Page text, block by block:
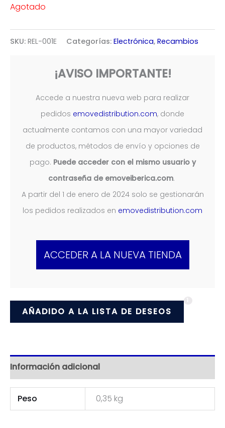
Agotado
SKU: REL-001E Categorías: Electrónica, Recambios
¡AVISO IMPORTANTE!
Accede a nuestra nueva web para realizar
pedidos emovedistribution.com, donde
actualmente contamos con una mayor variedad
de productos, métodos de envío y opciones de
pago. Puede acceder con el mismo usuario y
contraseña de emoveiberica.com.
A partir del 1 de enero de 2024 solo se gestionarán
los pedidos realizados en emovedistribution.com
ACCEDER A LA NUEVA TIENDA
AÑADIDO A LA LISTA DE DESEOS
Información adicional
Peso 0,35 kg